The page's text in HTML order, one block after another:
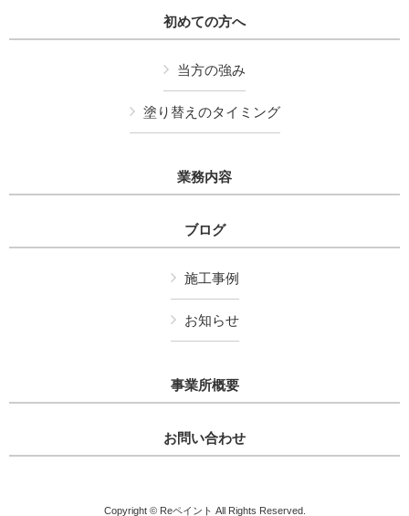
初めての方へ
当方の強み
塗り替えのタイミング
業務内容
ブログ
施工事例
お知らせ
事業所概要
お問い合わせ
Copyright © Reペイント All Rights Reserved.